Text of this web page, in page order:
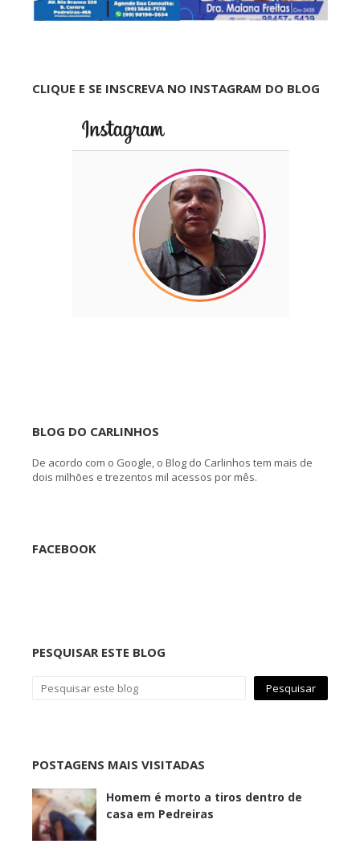
CLIQUE E SE INSCREVA NO INSTAGRAM DO BLOG
BLOG DO CARLINHOS
De acordo com o Google, o Blog do Carlinhos tem mais de
dois milhões e trezentos mil acessos por mês.
FACEBOOK
PESQUISAR ESTE BLOG
POSTAGENS MAIS VISITADAS
Homem é morto a tiros dentro de
casa em Pedreiras